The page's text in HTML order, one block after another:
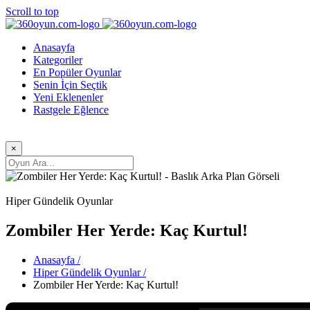
Scroll to top
Anasayfa
Kategoriler
En Popüler Oyunlar
Senin İçin Seçtik
Yeni Eklenenler
Rastgele Eğlence
×
Hiper Gündelik Oyunlar
Zombiler Her Yerde: Kaç Kurtul!
Anasayfa /
Hiper Gündelik Oyunlar /
Zombiler Her Yerde: Kaç Kurtul!